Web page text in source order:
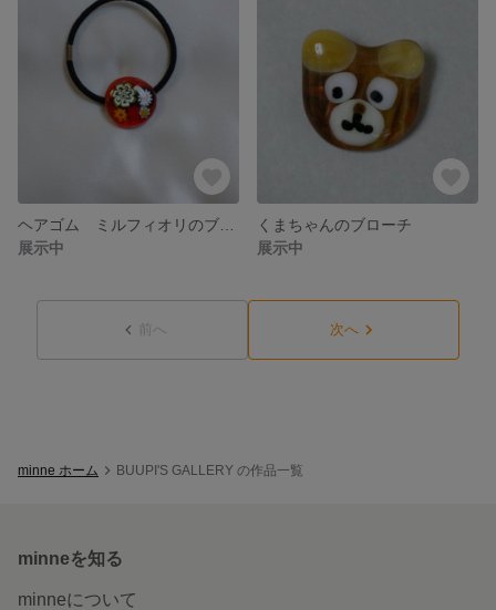
展示中
くまちゃんのブローチ
展示中
前へ 次へ
minne ホーム BUUPI'S GALLERY の作品一覧
minneを知る
minneについて